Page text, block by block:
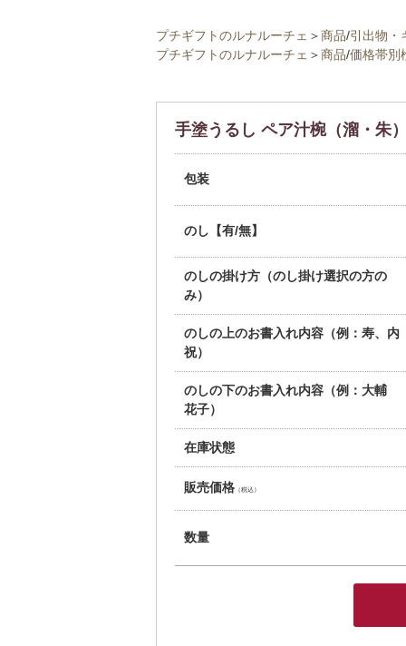
プチギフトのルナルーチェ ＞商品/引出物・
プチギフトのルナルーチェ ＞商品/価格帯別
手塗うるし ペア汁椀（溜・朱
包装
のし【有/無】
のしの掛け方（のし掛け選択の方の
み）
のしの上のお書入れ内容（例：寿、内
祝）
のしの下のお書入れ内容（例：大輔
花子）
在庫状態
販売価格（税込）
数量